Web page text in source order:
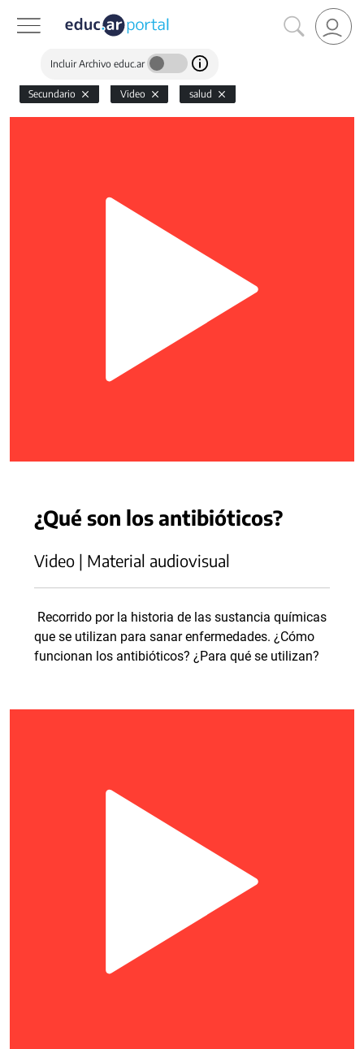
Incluir Archivo educ.ar
Secundario Video salud
¿Qué son los antibióticos?
Video | Material audiovisual
Recorrido por la historia de las sustancia químicas
que se utilizan para sanar enfermedades. ¿Cómo
funcionan los antibióticos? ¿Para qué se utilizan?